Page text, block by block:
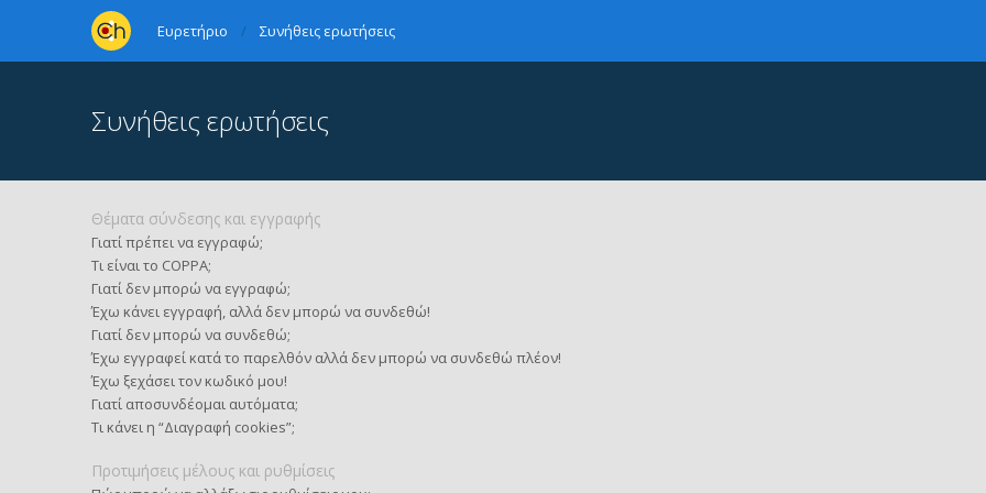
Ευρετήριο Συνήθεις ερωτήσεις
Συνήθεις ερωτήσεις
Θέματα σύνδεσης και εγγραφής
Γιατί πρέπει να εγγραφώ;
Τι είναι το COPPA;
Γιατί δεν μπορώ να εγγραφώ;
Έχω κάνει εγγραφή, αλλά δεν μπορώ να συνδεθώ!
Γιατί δεν μπορώ να συνδεθώ;
Έχω εγγραφεί κατά το παρελθόν αλλά δεν μπορώ να συνδεθώ πλέον!
Έχω ξεχάσει τον κωδικό μου!
Γιατί αποσυνδέομαι αυτόματα;
Τι κάνει η “Διαγραφή cookies”;
Προτιμήσεις μέλους και ρυθμίσεις